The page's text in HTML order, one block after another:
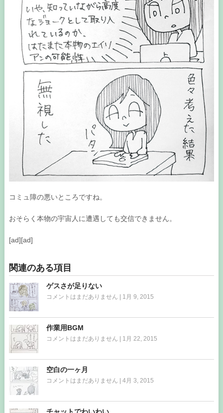
コミュ障の悪いところですね。
おそらく本物の宇宙人に遭遇しても交信できません。
[ad][ad]
関連のある項目
ゲスさが足りない
コメントはまだありません 1月 9, 2015
作業用BGM
コメントはまだありません 1月 22, 2015
空白の一ヶ月
コメントはまだありません 4月 3, 2015